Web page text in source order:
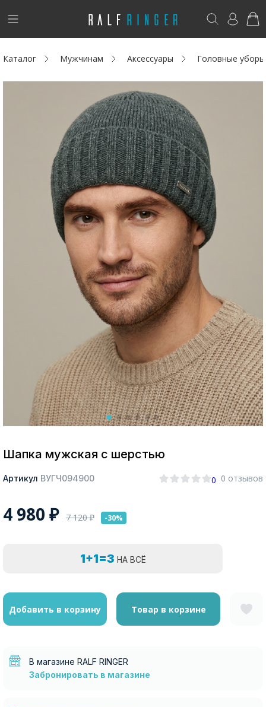
!
Новинки
Акции / Новости
Адреса магазинов
Да, все верно Изменить город
О компании
Возникли вопросы? - club@ralf.ru
Каталог Мужчинам Аксессуары Головные уборы
Шапка мужская с шерстью
Артикул ВУГЧ094900 0 0 отзывов
4 980 ₽ 7 120₽ -30%
1+1=3 НА ВСЁ
Добавить в корзину Товар в корзине
В магазине RALF RINGER
Забронировать в магазине